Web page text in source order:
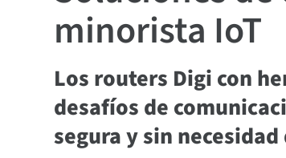
minorista IoT
Los routers Digi con
desafíos de
segura y sin